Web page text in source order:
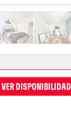
VER DISPONIBILIDAD